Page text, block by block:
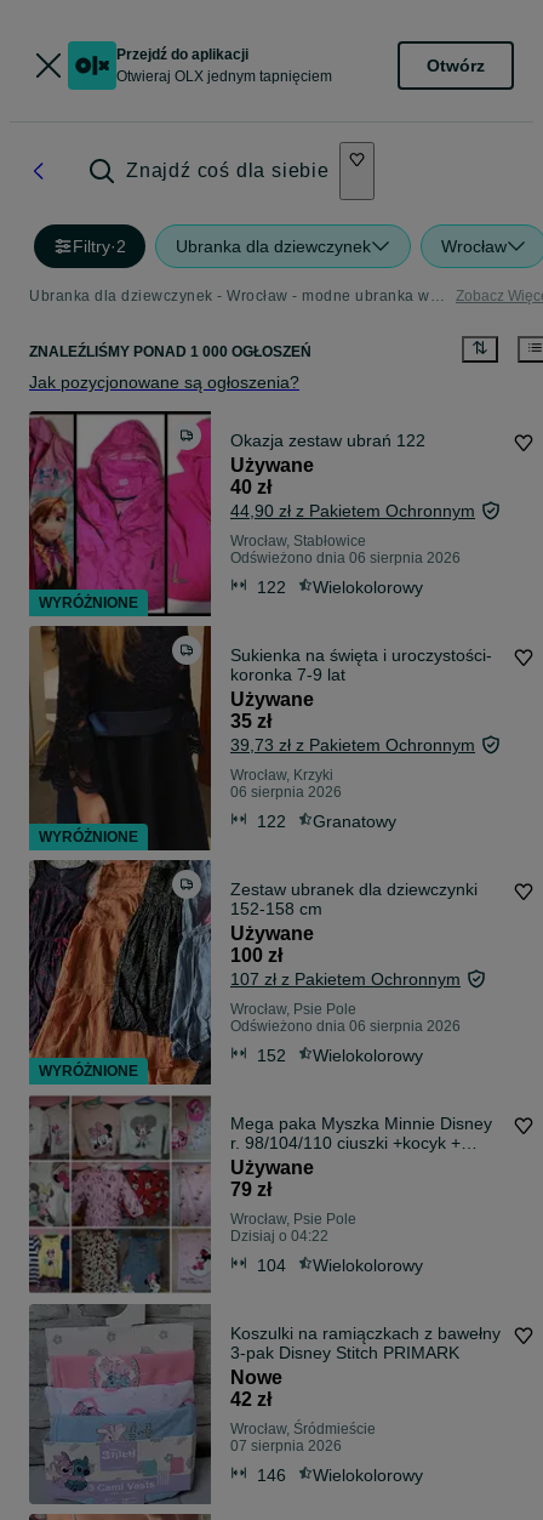
Przejdź do aplikacji
Otwieraj OLX jednym tapnięciem
Otwórz
Znajdź coś dla siebie
Filtry·2 Ubranka dla dziewczynek Wrocław
Ubranka dla dziewczynek - Wrocław - modne ubranka w niskich cenach w kategorii Dla Dzieci Zobacz
ZNALEŹLIŚMY PONAD 1 000 OGŁOSZEŃ
Jak pozycjonowane są ogłoszenia?
Okazja zestaw ubrań 122
Używane
40 zł
44,90 zł z Pakietem Ochronnym
Wrocław, Stabłowice
Odświeżono dnia 06 sierpnia 2026
122 Wielokolorowy
Sukienka na święta i uroczystości-
koronka 7-9 lat
Używane
35 zł
39,73 zł z Pakietem Ochronnym
Wrocław, Krzyki
06 sierpnia 2026
122 Granatowy
Zestaw ubranek dla dziewczynki
152-158 cm
Używane
100 zł
107 zł z Pakietem Ochronnym
Wrocław, Psie Pole
Odświeżono dnia 06 sierpnia 2026
152 Wielokolorowy
Mega paka Myszka Minnie Disney
r. 98/104/110 ciuszki +kocyk +
zasłona
Używane
79 zł
Wrocław, Psie Pole
Dzisiaj o 04:22
104 Wielokolorowy
Koszulki na ramiączkach z bawełny
3-pak Disney Stitch PRIMARK
Nowe
42 zł
Wrocław, Śródmieście
07 sierpnia 2026
146 Wielokolorowy
WYRÓŻNIONE
WYRÓŻNIONE
WYRÓŻNIONE